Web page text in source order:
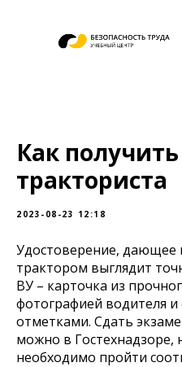
Как
тракториста
2023-08-23 12:18
Удостоверение, дающее
трактором выглядит
ВУ – карточка из
фотографией водителя
отметками. Сдать
можно в Гостехнадзоре,
необходимо пройти